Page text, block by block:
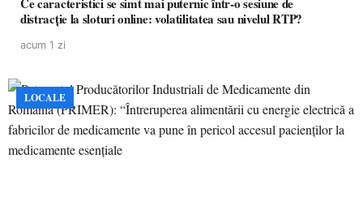
distracție la sloturi online: volatilitatea sau nivelul RTP?
acum 1 zi
LOCALE